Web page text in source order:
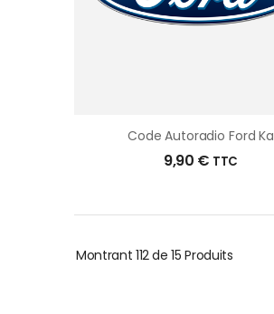
Code Autoradio Ford Ka
9,90 € TTC
Montrant 112 de 15 Produits